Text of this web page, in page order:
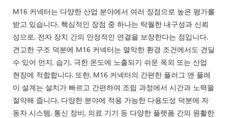
M16 커넥터는 다양한 산업 분야에서 여러 장점으로 높은 평가를
받고 있습니다. 핵심적인 장점 중 하나는 탁월한 내구성과 신뢰
성으로, 전자 장치 간의 안정적인 연결을 보장한다는 점입니다.
견고한 구조 덕분에 M16 커넥터는 열악한 환경 조건에서도 견딜
수 있어 먼지, 습기, 극한 온도에 노출되기 쉬운 옥외 또는 산업
현장에 적합합니다. 또한, M16 커넥터의 간편한 플러그 앤 플레
이 설계는 설치가 빠르고 간편하여 조립 과정에서 시간과 노력을
절약해 줍니다. 다양한 분야에 적용 가능한 다용도성 덕분에 자
동차 시스템, 통신 장비, 의료 기기 등 다양한 플랫폼 간의 원활한